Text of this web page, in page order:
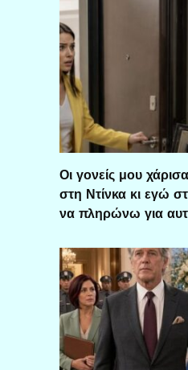
Οι γονείς μου
στη Ντίνκα κι εγώ
να πληρώνω για